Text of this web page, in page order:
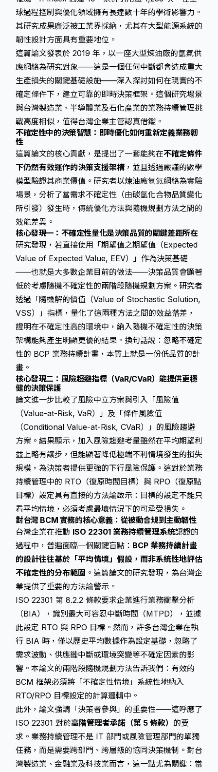
球過程控制與優化領域擁有長達數十年的學術影響力。
其研究成果廣泛被工業界採納，尤其在大型能源系統的
韌性設計方面具有重要地位。
這篇論文發表於 2019 年，以一座大型煉油廠的氫氣供
應網絡為研究對象——這是一個任何中斷都會造成重大
生產損失的關鍵基礎設施——深入探討如何在現實的不
確定條件下，建立可靠的即時決策框架。這個研究場景
與台灣製造業、半導體業及石化產業的業務持續管理挑
戰高度相似，值得台灣企業主管認真借鑑。
不確定性中的決策智慧：即時優化如何重新定義業務韌
性
這篇論文的核心貢獻，是提出了一套能夠在不確定條件
下仍然有效運作的決策支援架構 ，並且透過嚴謹的數學
模型驗證其商業價值。研究者以煉油廠氫氣網絡為實驗
場景，分析了當需求不確定性（由碳氫化合物品質變化
所引發）發生時，傳統優化方法與隨機規劃方法之間的
效能差異。
核心發現一：不確定性量化是決策品質的關鍵差距所在
研究發現，若直接使用「期望值之期望值（Expected
Value of Expected Value, EEV）」作為決策基礎
——也就是大多數企業目前的做法——決策品質會顯著
低於考慮隨機不確定性的兩階段隨機規劃方案。研究者
透過「隨機解的價值（Value of Stochastic Solution,
VSS）」指標，量化了這兩種方法之間的效益落差，
證明在不確定性高的環境中，納入隨機不確定性的決策
架構能夠產生明顯更優的結果。換句話說：忽略不確定
性的 BCP 業務持續計畫，本質上就是一份低品質的計
畫。
核心發現二：風險趨避指標（VaR/CVaR）能提供更穩
健的決策保護
論文進一步比較了風險中立方案與引入「風險值
（Value-at-Risk, VaR）」及「條件風險值
（Conditional Value-at-Risk, CVaR）」的風險趨避
方案。結果顯示，加入風險趨避考量雖然在平均期望利
益上略有讓步，但能顯著降低極端不利情境發生的損失
規模，為決策者提供更強的下行風險保護。這對於業務
持續管理中的 RTO（復原時間目標）與 RPO（復原點
目標）設定具有直接的方法論啟示：目標的設定不能只
看平均情境，必須考慮最壞情況下的可承受損失。
對台灣 BCM 實務的核心意義：從被動合規到主動韌性
台灣企業在推動 ISO 22301 業務持續管理系統認證的
過程中，普遍面臨一個關鍵盲點： BCP 業務持續計畫
的設計往往基於「平均情境」假設，而非系統性地評估
不確定性的分布範圍 。這篇論文的研究發現，為台灣企
業提供了重要的方法論警示。
ISO 22301 第 8.2.2 條款要求企業進行業務衝擊分析
（BIA），識別最大可容忍中斷時間（MTPD），並據
此設定 RTO 與 RPO 目標。然而，許多台灣企業在執
行 BIA 時，僅以歷史平均數據作為設定基礎，忽略了
需求波動、供應鏈中斷或環境突變等不確定因素的影
響。本論文的兩階段隨機規劃方法告訴我們：有效的
BCM 框架必須將「不確定性情境」系統性地納入
RTO/RPO 目標設定的計算邏輯中。
此外，論文強調「決策者參與」的重要性——這呼應了
ISO 22301 對於高階管理者承諾（第 5 條款） 的要
求。業務持續管理不是 IT 部門或風險管理部門的單獨
任務，而是需要跨部門、跨層級的協同決策機制。對台
灣製造業、金融業及科技業而言，這一點尤為關鍵：當